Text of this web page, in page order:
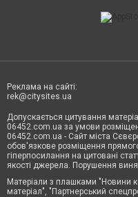
Реклама на сайті:
rek@citysites.ua
Допускається цитування
06452.com.ua за умови
06452.com.ua - Сайт міста
обов'язкове розміщення
гіперпосилання на цитовані
якості джерела. Порушення
Матеріали з плашками "Новини
матеріал", "Партнерський